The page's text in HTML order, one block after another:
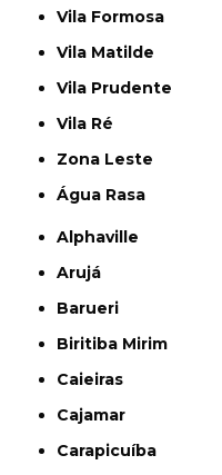
Vila Formosa
Vila Matilde
Vila Prudente
Vila Ré
Zona Leste
Água Rasa
Alphaville
Arujá
Barueri
Biritiba Mirim
Caieiras
Cajamar
Carapicuíba